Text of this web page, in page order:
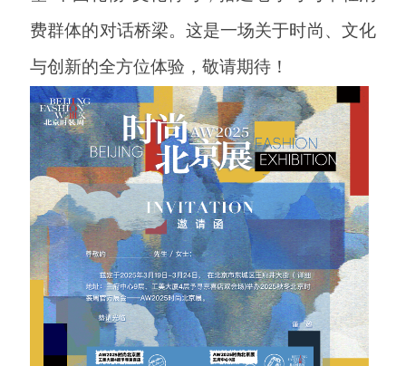
费群体的对话桥梁。这是一场关于时尚、文化
与创新的全方位体验，敬请期待！